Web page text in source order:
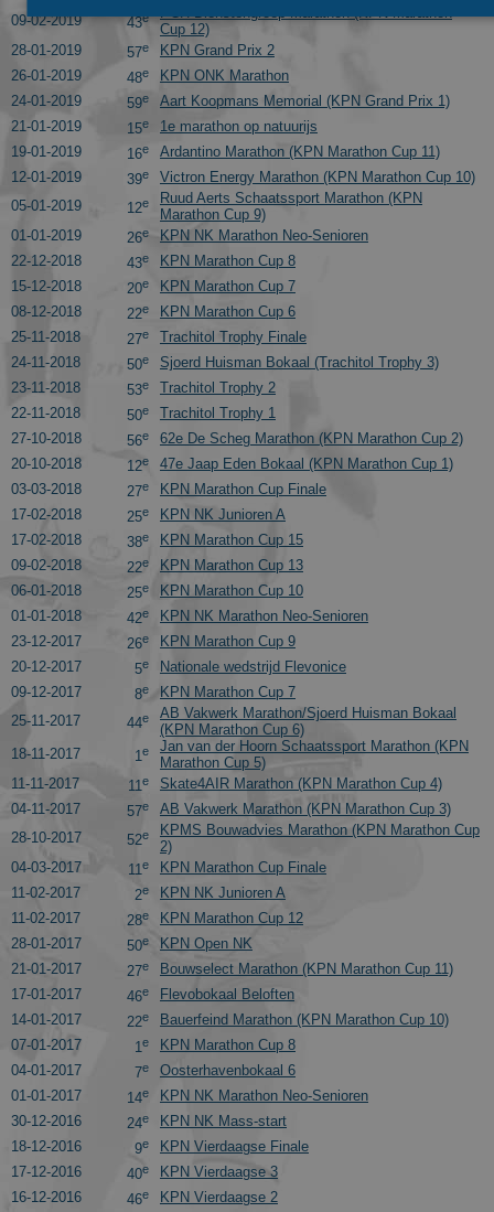
09-02-2019
43e
PCH Dienstengroep Marathon (KPN Marathon
Cup 12)
28-01-2019
57e
KPN Grand Prix 2
26-01-2019
48e
KPN ONK Marathon
24-01-2019
59e
Aart Koopmans Memorial (KPN Grand Prix 1)
21-01-2019
15e
1e marathon op natuurijs
19-01-2019
16e
Ardantino Marathon (KPN Marathon Cup 11)
12-01-2019
39e
Victron Energy Marathon (KPN Marathon Cup 10)
05-01-2019
12e
Ruud Aerts Schaatssport Marathon (KPN
Marathon Cup 9)
01-01-2019
26e
KPN NK Marathon Neo-Senioren
22-12-2018
43e
KPN Marathon Cup 8
15-12-2018
20e
KPN Marathon Cup 7
08-12-2018
22e
KPN Marathon Cup 6
25-11-2018
27e
Trachitol Trophy Finale
24-11-2018
50e
Sjoerd Huisman Bokaal (Trachitol Trophy 3)
23-11-2018
53e
Trachitol Trophy 2
22-11-2018
50e
Trachitol Trophy 1
27-10-2018
56e
62e De Scheg Marathon (KPN Marathon Cup 2)
20-10-2018
12e
47e Jaap Eden Bokaal (KPN Marathon Cup 1)
03-03-2018
27e
KPN Marathon Cup Finale
17-02-2018
25e
KPN NK Junioren A
17-02-2018
38e
KPN Marathon Cup 15
09-02-2018
22e
KPN Marathon Cup 13
06-01-2018
25e
KPN Marathon Cup 10
01-01-2018
42e
KPN NK Marathon Neo-Senioren
23-12-2017
26e
KPN Marathon Cup 9
20-12-2017
5e
Nationale wedstrijd Flevonice
09-12-2017
8e
KPN Marathon Cup 7
25-11-2017
44e
AB Vakwerk Marathon/Sjoerd Huisman Bokaal
(KPN Marathon Cup 6)
18-11-2017
1e
Jan van der Hoorn Schaatssport Marathon (KPN
Marathon Cup 5)
11-11-2017
11e
Skate4AIR Marathon (KPN Marathon Cup 4)
04-11-2017
57e
AB Vakwerk Marathon (KPN Marathon Cup 3)
28-10-2017
52e
KPMS Bouwadvies Marathon (KPN Marathon Cup
2)
04-03-2017
11e
KPN Marathon Cup Finale
11-02-2017
2e
KPN NK Junioren A
11-02-2017
28e
KPN Marathon Cup 12
28-01-2017
50e
KPN Open NK
21-01-2017
27e
Bouwselect Marathon (KPN Marathon Cup 11)
17-01-2017
46e
Flevobokaal Beloften
14-01-2017
22e
Bauerfeind Marathon (KPN Marathon Cup 10)
07-01-2017
1e
KPN Marathon Cup 8
04-01-2017
7e
Oosterhavenbokaal 6
01-01-2017
14e
KPN NK Marathon Neo-Senioren
30-12-2016
24e
KPN NK Mass-start
18-12-2016
9e
KPN Vierdaagse Finale
17-12-2016
40e
KPN Vierdaagse 3
16-12-2016
46e
KPN Vierdaagse 2
Bezoekersgegevens
Prestatiecookies worden gebruikt om te zien hoe bezoekers de
website gebruiken, bijv. analytische cookies. Deze cookies
kunnen niet worden gebruikt om een bepaalde bezoeker
direct te identificeren.
Aanbieder/
Domein
Vervaldatum
Google LLC
.schaatspeloton.nl
1 jaar 1
update to
Google's
analytics
cookie is
session and
data for the
reports. By
default it is
set to expire
after 2 years,
although
Google LLC
.schaatspeloton.nl
asssociated
with Google
Analytics.
This appears